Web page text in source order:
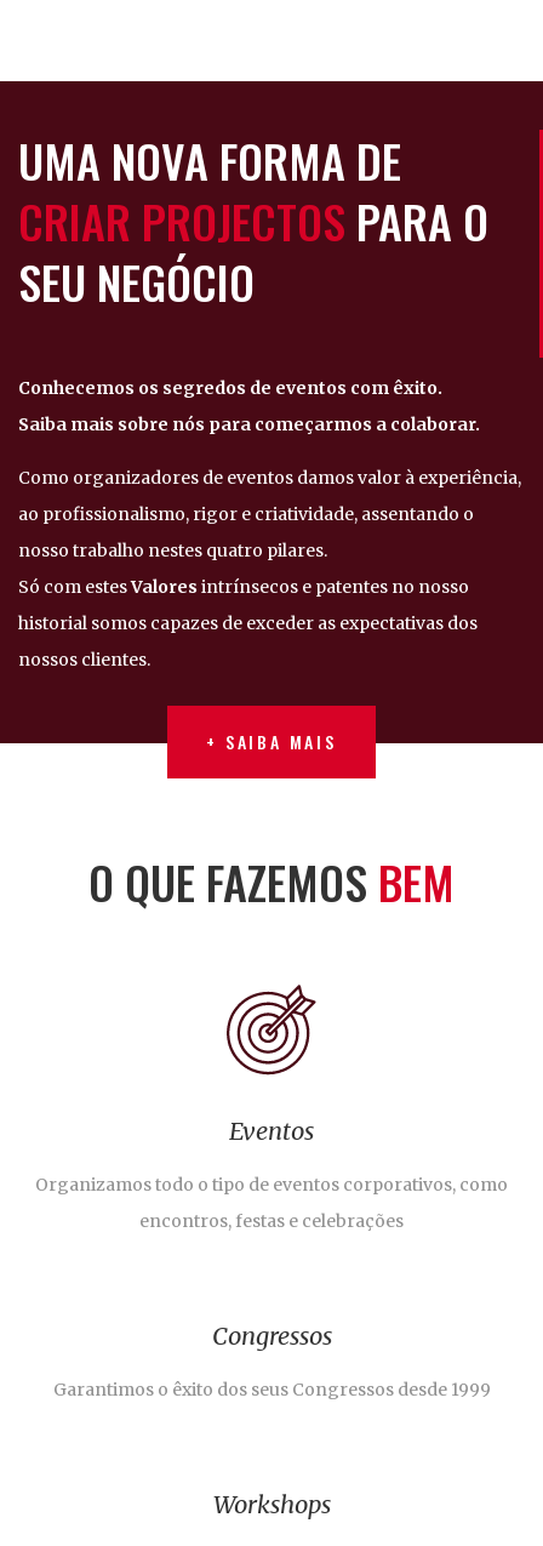
UMA NOVA FORMA DE
CRIAR PROJECTOS PARA O
SEU NEGÓCIO
Conhecemos os segredos de eventos com êxito.
Saiba mais sobre nós para começarmos a colaborar.
Como organizadores de eventos damos valor à experiência,
ao profissionalismo, rigor e criatividade, assentando o
nosso trabalho nestes quatro pilares.
Só com estesValores intrínsecos e patentes no nosso
historial somos capazes de exceder as expectativas dos
nossos clientes.
+ SAIBA MAIS
SAIBA MAIS
O QUE FAZEMOS BEM
Eventos
Organizamos todo o tipo de eventos corporativos, como
encontros, festas e celebrações
Congressos
Garantimos o êxito dos seus Congressos desde 1999
Workshops